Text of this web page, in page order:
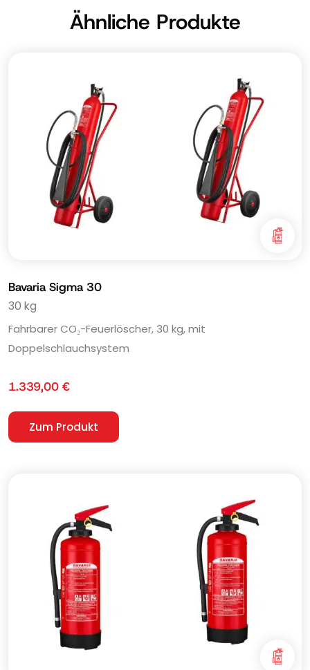
Ähnliche Produkte
Bavaria Sigma 30
30 kg
Fahrbarer CO₂-Feuerlöscher, 30 kg, mit
Doppelschlauchsystem
1.339,00 €
Zum Produkt